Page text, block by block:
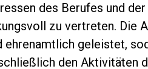
des Berufes und
zu vertreten. Die
ehrenamtlich geleistet,
den Aktivitäten